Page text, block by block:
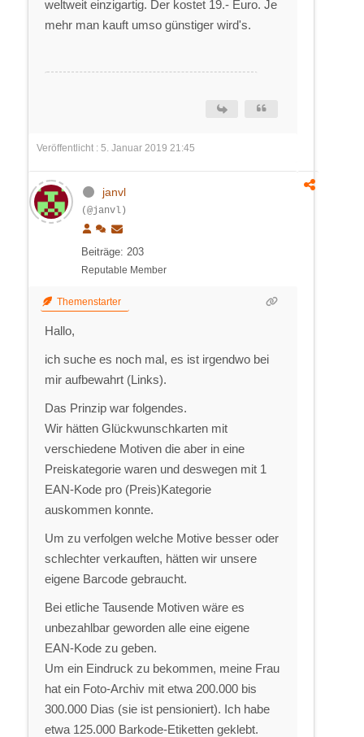
weltweit einzigartig. Der kostet 19.- Euro. Je
mehr man kauft umso günstiger wird's.
Veröffentlicht : 5. Januar 2019 21:45
janvl
(@janvl)
Beiträge: 203
Reputable Member
Themenstarter
Hallo,
ich suche es noch mal, es ist irgendwo bei
mir aufbewahrt (Links).
Das Prinzip war folgendes.
Wir hätten Glückwunschkarten mit
verschiedene Motiven die aber in eine
Preiskategorie waren und deswegen mit 1
EAN-Kode pro (Preis)Kategorie
auskommen konnte.
Um zu verfolgen welche Motive besser oder
schlechter verkauften, hätten wir unsere
eigene Barcode gebraucht.
Bei etliche Tausende Motiven wäre es
unbezahlbar geworden alle eine eigene
EAN-Kode zu geben.
Um ein Eindruck zu bekommen, meine Frau
hat ein Foto-Archiv mit etwa 200.000 bis
300.000 Dias (sie ist pensioniert). Ich habe
etwa 125.000 Barkode-Etiketten geklebt.